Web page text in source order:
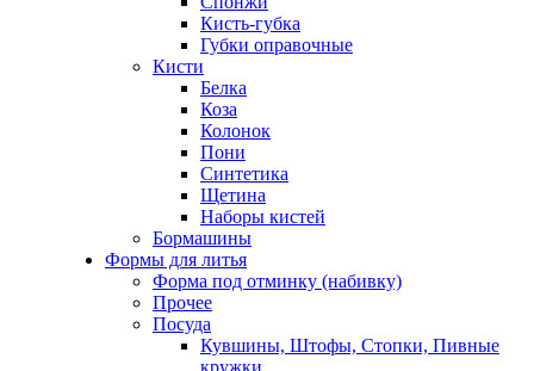
Кисть-губка
Губки оправочные
Кисти
Белка
Коза
Колонок
Пони
Синтетика
Щетина
Наборы кистей
Бормашины
Формы для литья
Форма под отминку (набивку)
Прочее
Посуда
Кувшины, Штофы, Стопки, Пивные
кружки